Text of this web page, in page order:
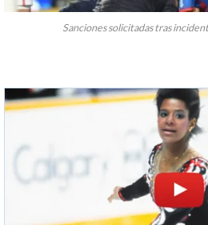
Sanciones solicitadas tras